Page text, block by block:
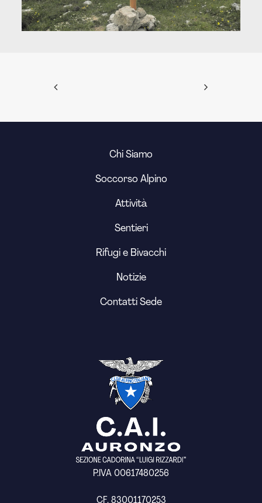
Chi Siamo
Soccorso Alpino
Attività
Sentieri
Rifugi e Bivacchi
Notizie
Contatti Sede
P.IVA 00617480256
CF. 83001170253